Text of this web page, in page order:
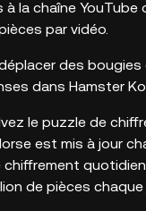
la chaîne YouTube
par vidéo.
des
dans Hamster
le puzzle de
est mis à jour
de pièces chaque